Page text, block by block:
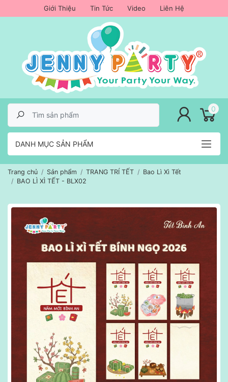
Giới Thiệu Tin Tức Video Liên Hệ
DANH MỤC SẢN PHẨM
0
Trang chủ Sản phẩm TRANG TRÍ TẾT
Bao Lì Xì Tết
BAO LÌ XÌ TẾT - BLX02